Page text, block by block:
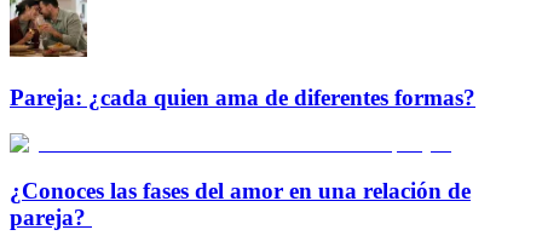
Pareja: ¿cada quien ama de diferentes formas?
¿Conoces las fases del amor en una relación de
pareja?